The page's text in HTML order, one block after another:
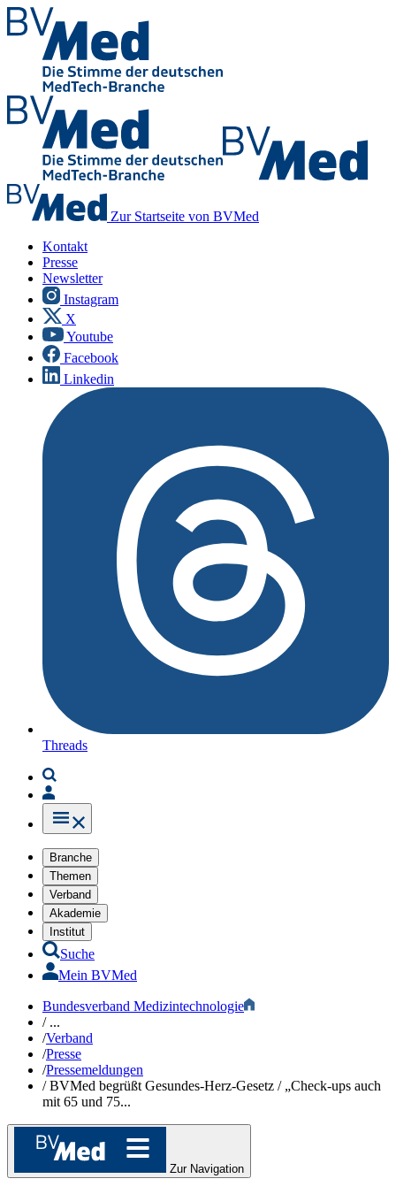
Zur Startseite von BVMed
Kontakt
Presse
Newsletter
Instagram
X
Youtube
Facebook
Linkedin
Threads
Branche
Themen
Verband
Akademie
Institut
Suche
Mein BVMed
Bundesverband Medizintechnologie
/...
/Verband
/Presse
/Pressemeldungen
/BVMed begrüßt Gesundes-Herz-Gesetz / „Check-ups auch
mit 65 und 75...
Zur Navigation